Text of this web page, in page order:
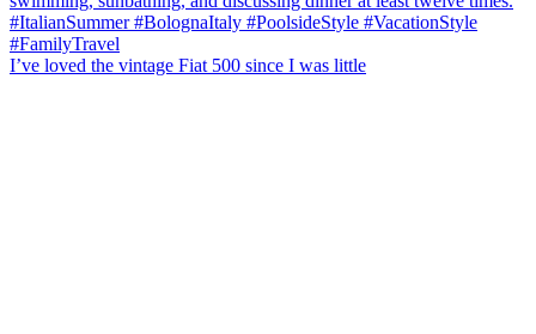
I’ve loved the vintage Fiat 500 since I was little